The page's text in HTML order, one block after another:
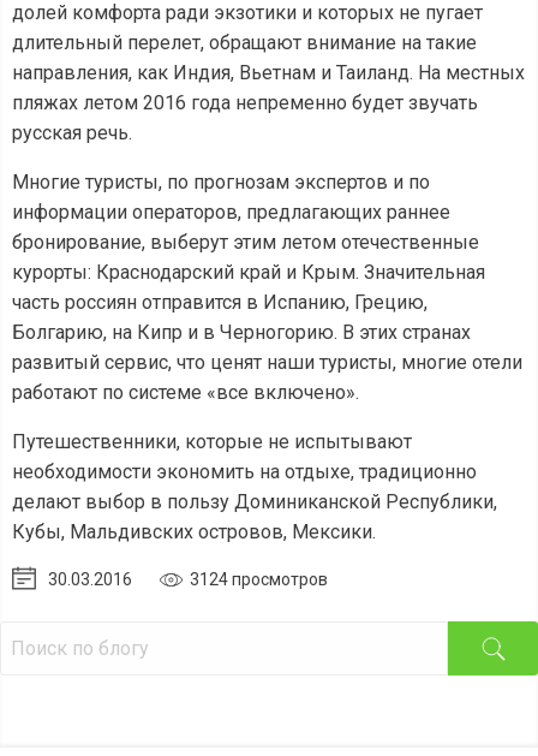
долей комфорта ради экзотики и которых не пугает
длительный перелет, обращают внимание на такие
направления, как Индия, Вьетнам и Таиланд. На местных
пляжах летом 2016 года непременно будет звучать
русская речь.
Многие туристы, по прогнозам экспертов и по
информации операторов, предлагающих раннее
бронирование, выберут этим летом отечественные
курорты: Краснодарский край и Крым. Значительная
часть россиян отправится в Испанию, Грецию,
Болгарию, на Кипр и в Черногорию. В этих странах
развитый сервис, что ценят наши туристы, многие отели
работают по системе «все включено».
Путешественники, которые не испытывают
необходимости экономить на отдыхе, традиционно
делают выбор в пользу Доминиканской Республики,
Кубы, Мальдивских островов, Мексики.
30.03.2016 3124 просмотров